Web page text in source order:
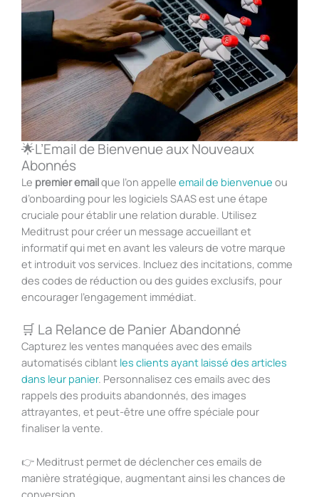
🌟L’Email de Bienvenue aux Nouveaux
Abonnés
Le premier emailque l’on appelle email de bienvenue ou
d’onboarding pour les logiciels SAAS est une étape
cruciale pour établir une relation durable. Utilisez
Meditrust pour créer un message accueillant et
informatif qui met en avant les valeurs de votre marque
et introduit vos services. Incluez des incitations, comme
des codes de réduction ou des guides exclusifs, pour
encourager l’engagement immédiat.
🛒 La Relance de Panier Abandonné
Capturez les ventes manquées avec des emails
automatisés ciblant les clients ayant laissé des articles
dans leur panier. Personnalisez ces emails avec des
rappels des produits abandonnés, des images
attrayantes, et peut-être une offre spéciale pour
finaliser la vente.
👉 Meditrust permet de déclencher ces emails de
manière stratégique, augmentant ainsi les chances de
conversion.